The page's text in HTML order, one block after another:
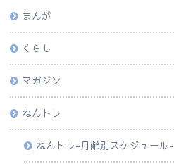
まんが
くらし
マガジン
ねんトレ
ねんトレ-月齢別スケジュール-